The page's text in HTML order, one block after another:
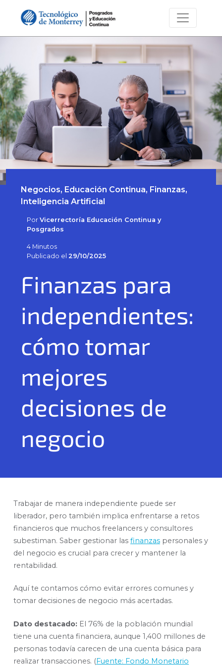
Negocios, Educación Continua, Finanzas,
Inteligencia Artificial
Por Vicerrectoría Educación Continua y
Posgrados
4 Minutos
Publicado el 29/10/2025
Finanzas para
independientes:
cómo tomar
mejores
decisiones de
negocio
Trabajar de manera independiente puede ser
liberador, pero también implica enfrentarse a retos
financieros que muchos freelancers y consultores
subestiman. Saber gestionar las finanzas personales y
del negocio es crucial para crecer y mantener la
rentabilidad.
Aquí te contamos cómo evitar errores comunes y
tomar decisiones de negocio más acertadas.
Dato destacado: El 76% de la población mundial
tiene una cuenta financiera, aunque 1,400 millones de
personas todavía carecen de una cuenta básica para
realizar transacciones. (Fuente: Fondo Monetario